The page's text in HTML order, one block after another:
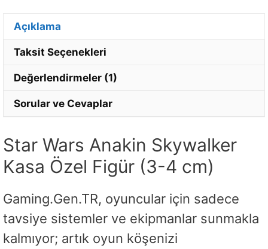
posta
adresinizi
girin.
Açıklama
Taksit Seçenekleri
Değerlendirmeler (1)
Sorular ve Cevaplar
Star Wars Anakin Skywalker
Kasa Özel Figür (3-4 cm)
Gaming.Gen.TR, oyuncular için sadece
tavsiye sistemler ve ekipmanlar sunmakla
kalmıyor; artık oyun köşenizi